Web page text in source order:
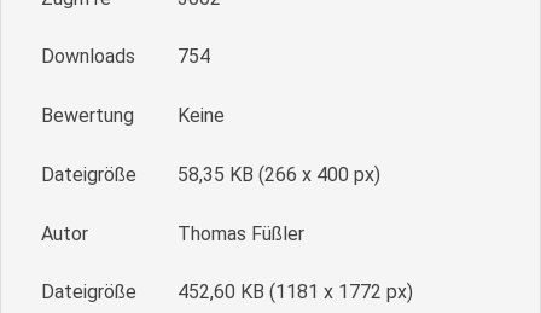
Downloads 754
Bewertung Keine
Dateigröße 58,35 KB (266 x 400 px)
Autor Thomas Füßler
Dateigröße
452,60 KB (1181 x 1772 px)